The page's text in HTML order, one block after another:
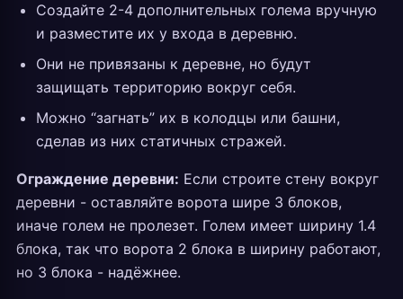
Создайте 2-4 дополнительных голема вручную
и разместите их у входа в деревню.
Они не привязаны к деревне, но будут
защищать территорию вокруг себя.
Можно “загнать” их в колодцы или башни,
сделав из них статичных стражей.
Ограждение деревни: Если строите стену вокруг
деревни - оставляйте ворота шире 3 блоков,
иначе голем не пролезет. Голем имеет ширину 1.4
блока, так что ворота 2 блока в ширину работают,
но 3 блока - надёжнее.